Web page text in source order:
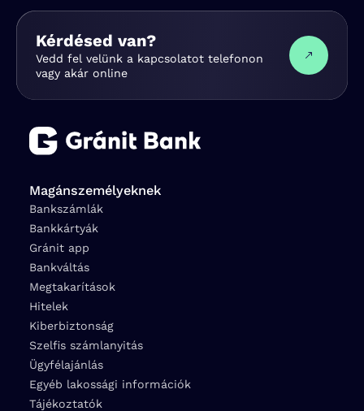
Kérdésed van?
Vedd fel velünk a kapcsolatot telefonon
vagy akár online
Magánszemélyeknek
Bankszámlák
Bankkártyák
Gránit app
Bankváltás
Megtakarítások
Hitelek
Kiberbiztonság
Szelfis számlanyitás
Ügyfélajánlás
Egyéb lakossági információk
Tájékoztatók